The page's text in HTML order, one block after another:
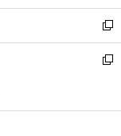
開
く
ウ
で
開
く
ン
ド
ウ
で
ウ
ィ
ン
ド
開
新
し
い
ン
新
ウ